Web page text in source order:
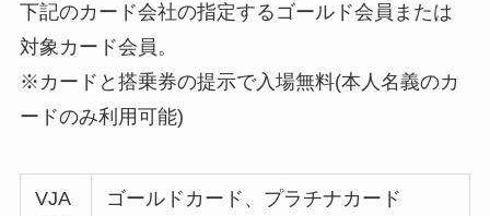
下記のカード会社の指定するゴールド会員または
対象カード会員。
※カードと搭乗券の提示で入場無料(本人名義のカ
ードのみ利用可能)
VJA
ゴールドカード、プラチナカード